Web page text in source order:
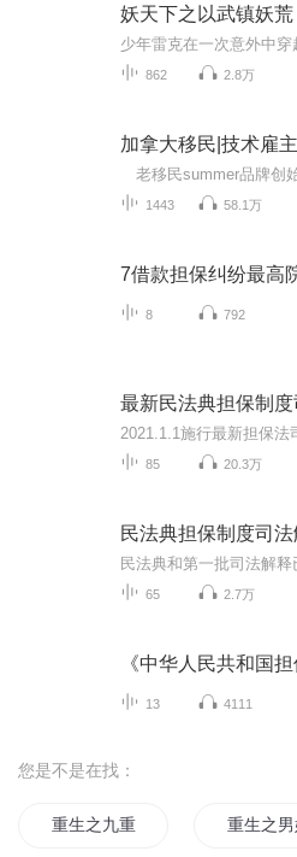
妖天下之以武镇妖荒
862 2.8万
加拿大移民|技术雇
1443 58.1万
7借款担保纠纷最高
8 792
最新民法典担保制
85 20.3万
民法典担保制度司
65 2.7万
《中华人民共和国
13 4111
您是不是在找：
重生之九重神格 重生之男